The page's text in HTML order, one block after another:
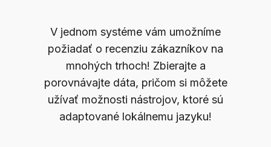
V jednom systéme vám umožníme
požiadať o recenziu zákazníkov na
mnohých trhoch! Zbierajte a
porovnávajte dáta, pričom si môžete
užívať možnosti nástrojov, ktoré sú
adaptované lokálnemu jazyku!